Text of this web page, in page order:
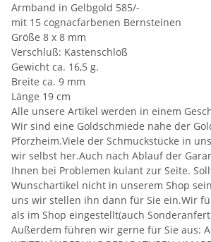
Armband in Gelbgold 585/-
mit 15 cognacfarbenen Bernsteinen
Größe 8 x 8 mm
Verschluß: Kastenschloß
Gewicht ca. 16,5 g.
Breite ca. 9 mm
Länge 19 cm
Alle unsere Artikel werden in einem
Wir sind eine Goldschmiede nahe der
Pforzheim.Viele der Schmuckstücke in
wir selbst her.Auch nach Ablauf der
Ihnen bei Problemen kulant zur Seite.
Wunschartikel nicht in unserem Shop
uns wir stellen ihn dann für Sie ein.Wir
als im Shop eingestellt(auch
Außerdem führen wir gerne für Sie aus: